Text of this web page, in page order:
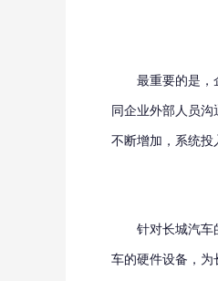
最重要的是，企
同企业外部人员
不断增加，系统投
针对长城汽车的
车的硬件设备，为